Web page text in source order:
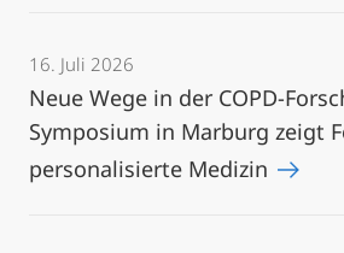
16. Juli 2026
Neue Wege in der COPD-
Symposium in Marburg zeigt
personalisierte Medizin